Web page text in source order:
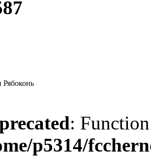
Рябоконь
:
p5314/